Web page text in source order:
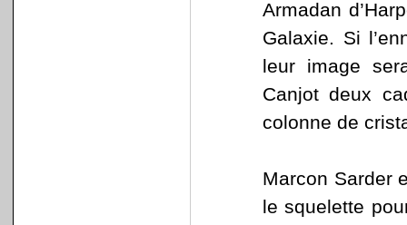
Armadan
Galaxie. Si
leur image
Canjot deux
colonne de
Marcon Sarder
le squelette